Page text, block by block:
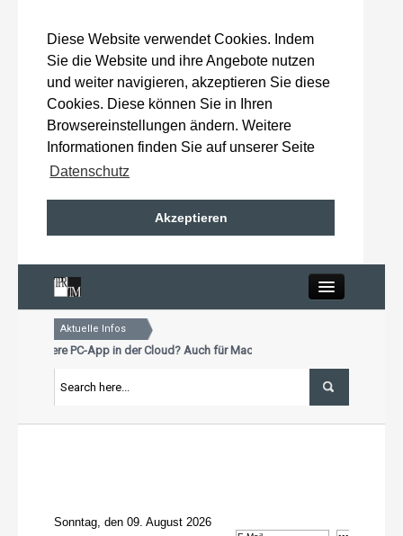
Diese Website verwendet Cookies. Indem
Sie die Website und ihre Angebote nutzen
und weiter navigieren, akzeptieren Sie diese
Cookies. Diese können Sie in Ihren
Browsereinstellungen ändern. Weitere
Informationen finden Sie auf unserer Seite
Datenschutz
Akzeptieren
Home
Aktuelle Infos
unsere PC-App in der Cloud? Auch für Mac und Tablet
für Premiumkunden: 15. Oktober 2026
unsere PC-App in der Cloud? Auch für Mac und Tablet